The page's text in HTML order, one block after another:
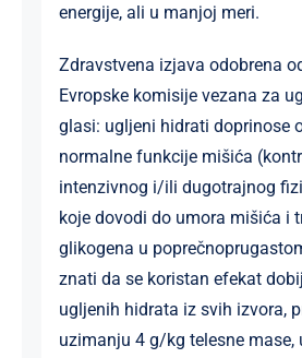
energije, ali u manjoj meri.
Zdravstvena izjava odobrena
Evropske komisije vezana za
glasi: ugljeni hidrati doprinose
normalne funkcije mišića
intenzivnog i/ili dugotrajnog
koje dovodi do umora mišića i
glikogena u
znati da se koristan efekat
ugljenih hidrata iz svih izvora,
uzimanju 4 g/kg telesne mase,